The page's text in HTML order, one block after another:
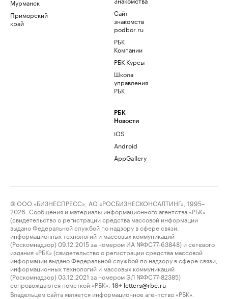
Мурманск
Приморский
край
Сайт
знакомств
podbor.ru
РБК
Компании
РБК Курсы
Школа
управления
РБК
РБК
Новости
iOS
Android
AppGallery
© ООО «БИЗНЕСПРЕСС», АО «РОСБИЗНЕСКОНСАЛТИНГ», 1995–
2026. Сообщения и материалы информационного агентства «РБК»
(свидетельство о регистрации средства массовой информации
выдано Федеральной службой по надзору в сфере связи,
информационных технологий и массовых коммуникаций
(Роскомнадзор) 09.12.2015 за номером ИА №ФС77-63848) и сетевого
издания «РБК» (свидетельство о регистрации средства массовой
информации выдано Федеральной службой по надзору в сфере связи,
информационных технологий и массовых коммуникаций
(Роскомнадзор) 03.12.2021 за номером ЭЛ №ФС77-82385)
сопровождаются пометкой «РБК».
18+ letters@rbc.ru
Владельцем сайта является информационное агентство «РБК».